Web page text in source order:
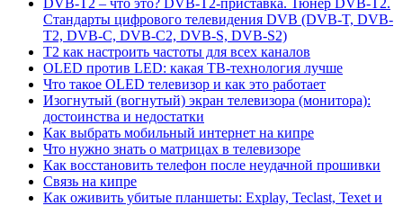
DVB-T2 – что это? DVB-T2-приставка. Тюнер DVB-T2.
Стандарты цифрового телевидения DVB (DVB-T, DVB-
T2, DVB-C, DVB-C2, DVB-S, DVB-S2)
Т2 как настроить частоты для всех каналов
OLED против LED: какая ТВ-технология лучше
Что такое OLED телевизор и как это работает
Изогнутый (вогнутый) экран телевизора (монитора):
достоинства и недостатки
Как выбрать мобильный интернет на кипре
Что нужно знать о матрицах в телевизоре
Как восстановить телефон после неудачной прошивки
Связь на кипре
Как оживить убитые планшеты: Explay, Teclast, Texet и